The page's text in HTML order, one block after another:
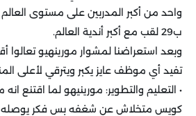
واحد من أكبر المدربين على مستوى العالم
ب29 لقب مع أكبر أندية العالم.
وبعد استعراضنا لمشوار مورينهيو
تفيد أي موظف عايز يكبر ويترقي لأعلى
• التعليم والتطوير: مورينيهو لما اقتنع
كويس متخلاش عن شغفه بس فكر يوصله